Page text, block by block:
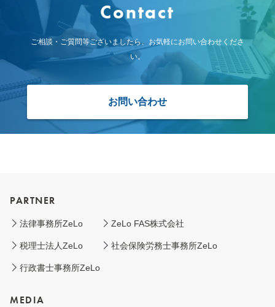
Contact
ご相談・ご質問等ございましたら、お気軽にお問い合わせくださ
い。
お問い合わせ
PARTNER
法律事務所ZeLo ZeLo FAS株式会社
税理士法人ZeLo 社会保険労務士事務所ZeLo
行政書士事務所ZeLo
MEDIA